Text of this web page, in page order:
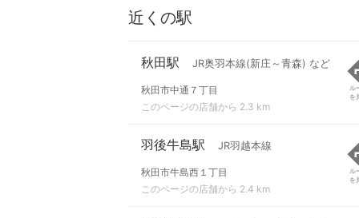
近くの駅
秋田駅 JR奥羽本線(新庄～青森) など
秋田市中通７丁目
このページの店舗から 2.3 km
ル
を
羽後牛島駅 JR羽越本線
秋田市牛島西１丁目
このページの店舗から 2.4 km
ル
を